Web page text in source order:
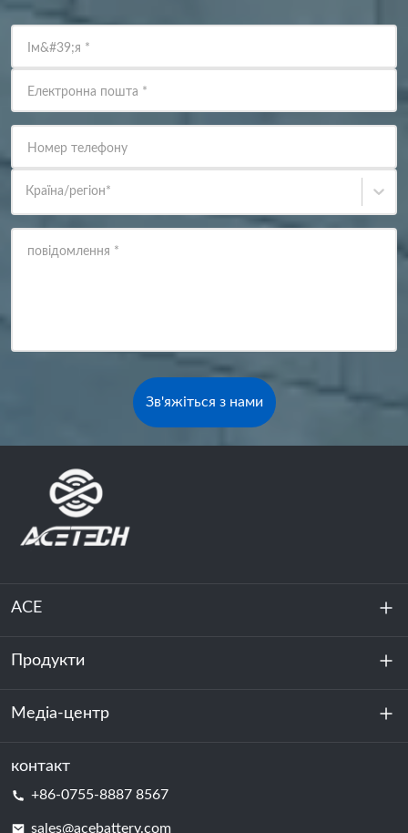
Ім&#39;я *
Електронна пошта *
Номер телефону
Країна/регіон*
повідомлення *
Зв'яжіться з нами
ACE
Про нас
Стійкість
Продукти
Зберігання енергії
Центр обробки даних та серверна кімната
Медіа-центр
Новини
контакт
+86-0755-8887 8567
sales@acebattery.com